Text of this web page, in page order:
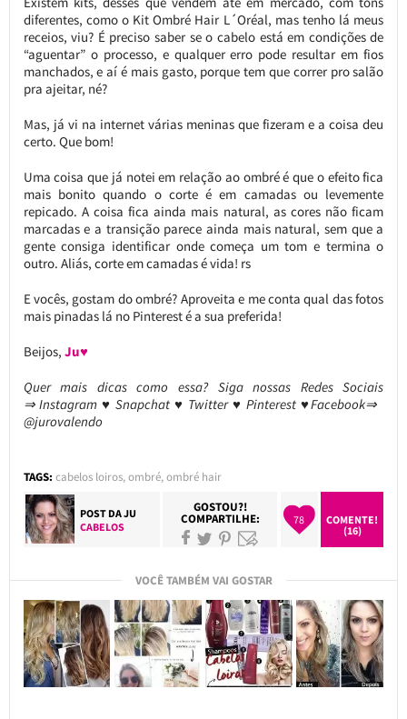
diferentes, como o Kit Ombré Hair L´Oréal, mas tenho lá meus
receios, viu? É preciso saber se o cabelo está em condições de
“aguentar” o processo, e qualquer erro pode resultar em fios
manchados, e aí é mais gasto, porque tem que correr pro salão
pra ajeitar, né?
Mas, já vi na internet várias meninas que fizeram e a coisa deu
certo. Que bom!
Uma coisa que já notei em relação ao ombré é que o efeito fica
mais bonito quando o corte é em camadas ou levemente
repicado. A coisa fica ainda mais natural, as cores não ficam
marcadas e a transição parece ainda mais natural, sem que a
gente consiga identificar onde começa um tom e termina o
outro. Aliás, corte em camadas é vida! rs
E vocês, gostam do ombré? Aproveita e me conta qual das fotos
mais pinadas lá no Pinterest é a sua preferida!
Beijos, Ju♥
Quer mais dicas como essa? Siga nossas Redes Sociais
⇒ Instagram ♥ Snapchat ♥ Twitter ♥ Pinterest ♥Facebook⇒
@jurovalendo
TAGS: cabelos loiros,ombré,ombré hair
POST DAJU
CABELOS
GOSTOU?!
COMPARTILHE: 78
COMENTE!
(16)
VOCÊ TAMBÉM VAI GOSTAR